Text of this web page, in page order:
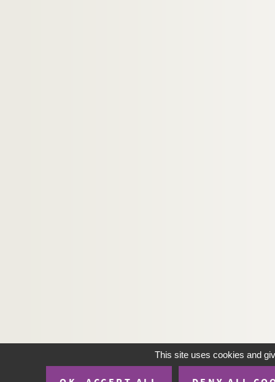
This site uses cookies and